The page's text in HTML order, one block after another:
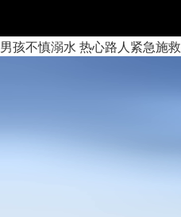
男孩不慎溺水 热心路人紧急施救